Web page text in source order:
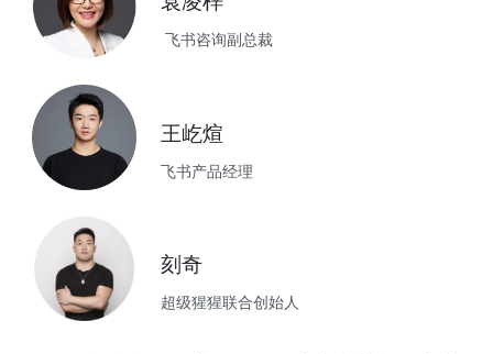
飞书咨询副总裁
王屹煊
飞书产品经理
刻奇
超级猩猩联合创始人